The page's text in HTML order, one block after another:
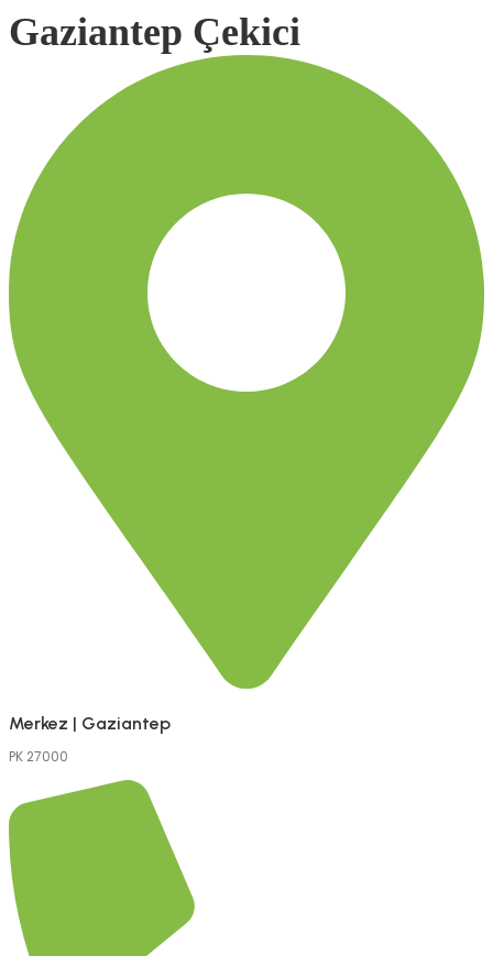
Gaziantep Çekici
Merkez | Gaziantep
PK 27000